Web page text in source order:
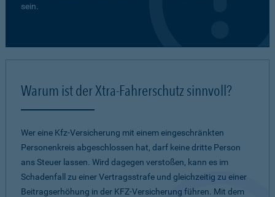
sein.
Warum ist der Xtra-Fahrerschutz sinnvoll?
Wer eine Kfz-Versicherung mit einem eingeschränkten
Personenkreis abgeschlossen hat, darf keine dritte Person
ans Steuer lassen. Wird dagegen verstoßen, kann es im
Schadenfall zu einer Vertragsstrafe und gleichzeitig zu einer
Beitragserhöhung in der KFZ-Versicherung führen. Mit dem